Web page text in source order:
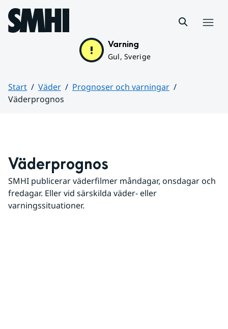
Hoppa till sidans innehåll
Varning
Gul, Sverige
Start Väder
Prognoser och varningar
Väderprognos
Väderprognos
SMHI publicerar väderfilmer måndagar, onsdagar och
fredagar. Eller vid särskilda väder- eller
varningssituationer.